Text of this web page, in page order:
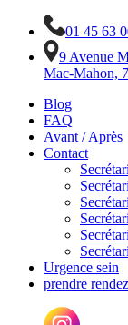
01 45 63
9 Avenue
Mac-Mahon,
Blog
FAQ
Avant / Après
Contact
Urgence sein
prendre